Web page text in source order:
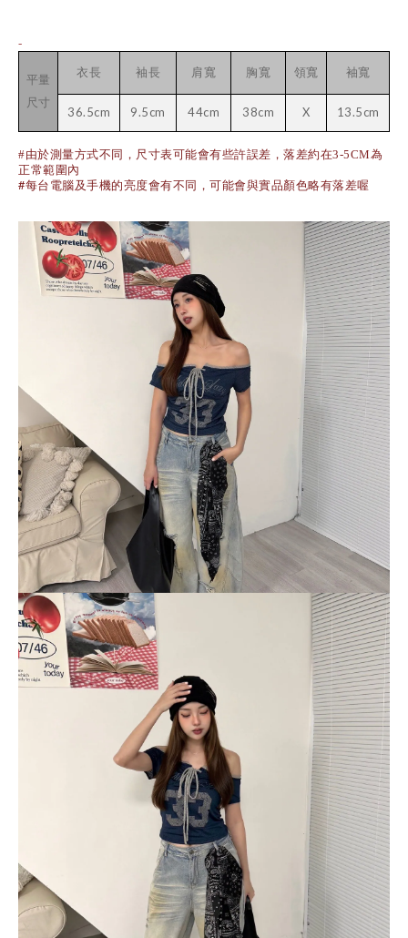
-
平量
尺寸
衣長 袖長 肩寬 胸寬 領寬 袖寬
36.5cm 9.5cm 44cm 38cm X 13.5cm
#由於測量方式不同，尺寸表可能會有些許誤差，落差約在3-5CM為
正常範圍內
#每台電腦及手機的亮度會有不同，可能會與實品顏色略有落差喔